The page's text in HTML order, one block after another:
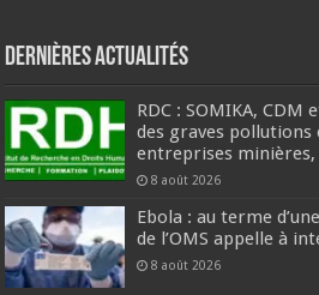
Dernières Actualités
RDC : SOMIKA, CDM
des graves
entreprises minières,
8 août 2026
Ebola : au terme
de l’OMS appelle à
8 août 2026